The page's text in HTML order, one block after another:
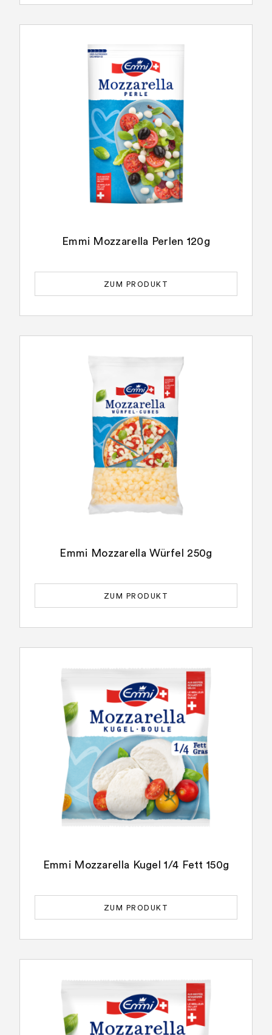
Emmi Mozzarella Perlen 120g
ZUM PRODUKT
Emmi Mozzarella Würfel 250g
ZUM PRODUKT
Emmi Mozzarella Kugel 1/4 Fett 150g
ZUM PRODUKT